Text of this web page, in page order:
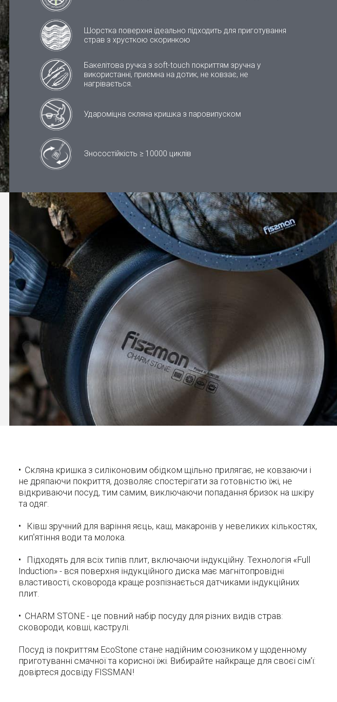
Шорстка поверхня ідеально підходить для приготування
страв з хрусткою скоринкою
Бакелітова ручка з soft-touch покриттям зручна у
використанні, приємна на дотик, не ковзає, не
нагрівається.
Удароміцна скляна кришка з паровипуском
Зносостійкість ≥ 10000 циклів
• Скляна кришка з силіконовим обідком щільно прилягає, не ковзаючи і
не дряпаючи покриття, дозволяє спостерігати за готовністю їжі, не
відкриваючи посуд, тим самим, виключаючи попадання бризок на шкіру
та одяг.
• Ківш зручний для варіння яєць, каш, макаронів у невеликих кількостях,
кип'ятіння води та молока.
• Підходять для всіх типів плит, включаючи індукційну. Технологія «Full
Induction» - вся поверхня індукційного диска має магнітопровідні
властивості, сковорода краще розпізнається датчиками індукційних
плит.
• CHARM STONE - це повний набір посуду для різних видів страв:
сковороди, ковші, каструлі.
Посуд із покриттям EcoStone стане надійним союзником у щоденному
приготуванні смачної та корисної їжі. Вибирайте найкраще для своєї сім'ї:
довіртеся досвіду FISSMAN!